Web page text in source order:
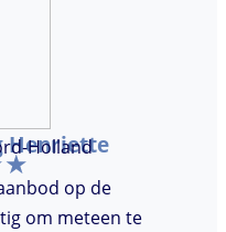
Henriette
Holland
op de
om meteen te